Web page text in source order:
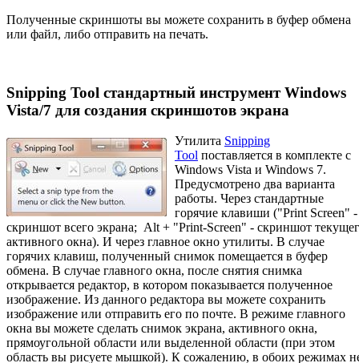
Полученные скриншоты вы можете сохранить в буфер обмена
или файл, либо отправить на печать.
Snipping Tool стандартный инструмент Windows
Vista/7 для создания скриншотов экрана
Утилита Snipping
Tool поставляется в комплекте с
Windows Vista и Windows 7.
Предусмотрено два варианта
работы. Через стандартные
горячие клавиши ("Print Screen" -
скриншот всего экрана; Alt + "Print-Screen" - скриншот
активного окна). И через главное окно утилиты. В случае
горячих клавиш, полученный снимок помещается в буфер
обмена. В случае главного окна, после снятия снимка
открывается редактор, в котором показывается полученное
изображение. Из данного редактора вы можете сохранить
изображение или отправить его по почте. В режиме главного
окна вы можете сделать снимок экрана, активного окна,
прямоугольной области или выделенной области (при этом
область вы рисуете мышкой). К сожалению, в обоих режимах